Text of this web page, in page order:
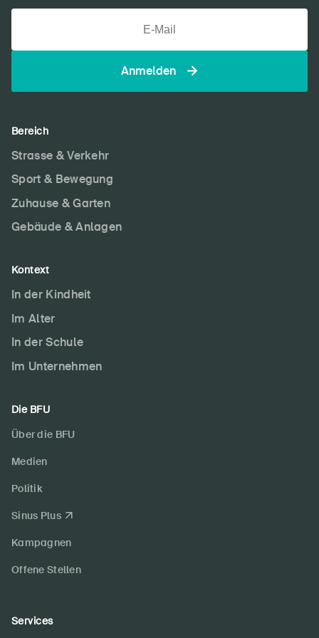
Anmelden
Bereich
Strasse & Verkehr
Sport & Bewegung
Zuhause & Garten
Gebäude & Anlagen
Kontext
In der Kindheit
Im Alter
In der Schule
Im Unternehmen
Die BFU
Über die BFU
Medien
Politik
Sinus Plus
Kampagnen
Offene Stellen
Services